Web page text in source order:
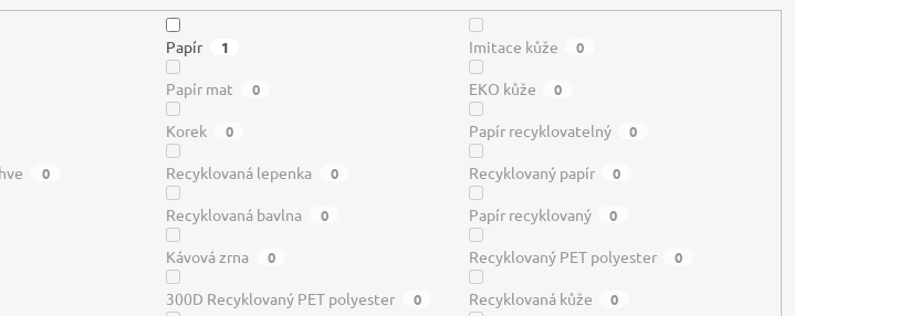
Papír 1 Imitace kůže 0
Papír mat 0 EKO kůže 0
Korek 0 Papír recyklovatelný 0
0 Recyklovaná lepenka 0 Recyklovaný papír 0
Recyklovaná bavlna 0 Papír recyklovaný 0
Kávová zrna 0 Recyklovaný PET polyester 0
300D Recyklovaný PET polyester 0 Recyklovaná kůže 0